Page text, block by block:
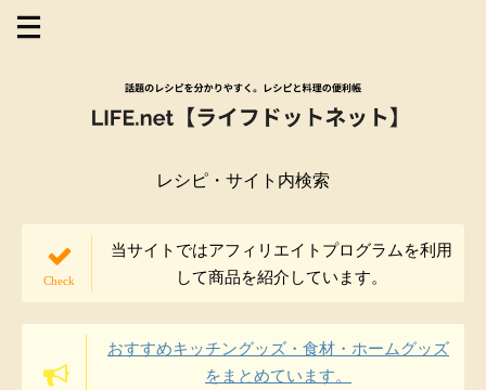
レシピ・サイト内検索
当サイトではアフィリエイトプログラムを利用
して商品を紹介しています。
おすすめキッチングッズ・食材・ホームグッズ
をまとめています。